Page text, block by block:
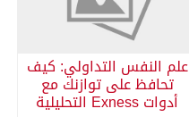
علم النفس التداولي: كيف
تحافظ على توازنك مع
أدوات Exness التحليلية